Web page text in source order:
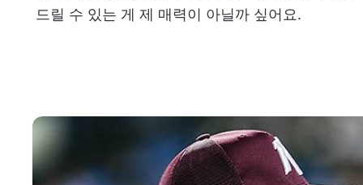
드릴 수 있는 게 제 매력이 아닐까 싶어요.